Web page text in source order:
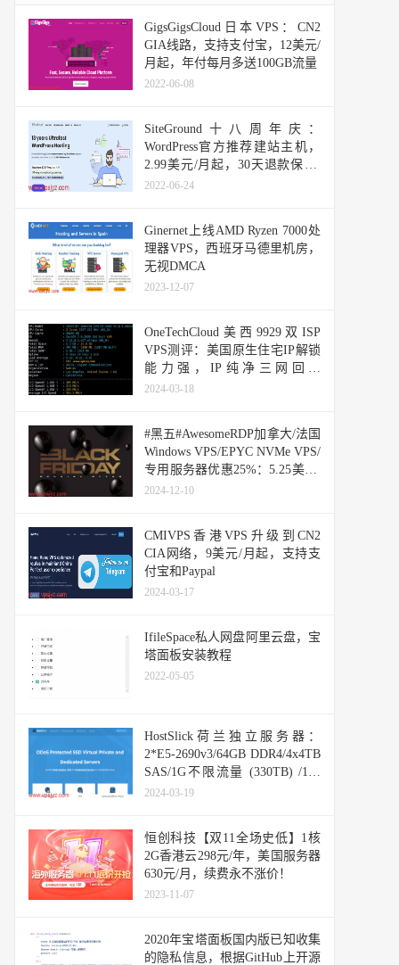
GigsGigsCloud日本VPS：CN2
GIA线路，支持支付宝，12美元/
月起，年付每月多送100GB流量
2022-06-08
SiteGround十八周年庆：
WordPress官方推荐建站主机，
2.99美元/月起，30天退款保证/
免费每日备份/免费CDN
2022-06-24
Ginernet上线AMD Ryzen 7000处
理器VPS，西班牙马德里机房，
无视DMCA
2023-12-07
OneTechCloud美西9929双ISP
VPS测评：美国原生住宅IP解锁
能力强，IP纯净三网回程
AS9929优化线路
2024-03-18
#黑五#AwesomeRDP加拿大/法国
Windows VPS/EPYC NVMe VPS/
专用服务器优惠25%：5.25美元/
月起
2024-12-10
CMIVPS香港VPS升级到CN2
CIA网络，9美元/月起，支持支
付宝和Paypal
2024-03-17
IfileSpace私人网盘阿里云盘，宝
塔面板安装教程
2022-05-05
HostSlick荷兰独立服务器：
2*E5-2690v3/64GB DDR4/4x4TB
SAS/1G不限流量 (330TB) /115
欧元/月，支持支付宝/Paypal
2024-03-19
恒创科技【双11全场史低】1核
2G香港云298元/年，美国服务器
630元/月，续费永不涨价！
2023-11-07
2020年宝塔面板国内版已知收集
的隐私信息，根据GitHub上开源